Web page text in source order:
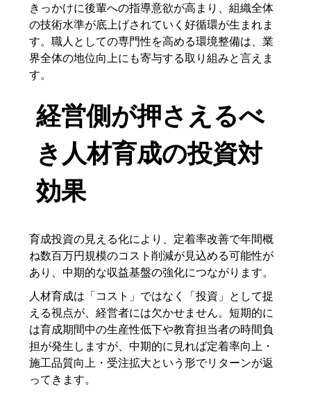
きっかけに後輩への指導意欲が高まり、組織全体
の技術水準が底上げされていく好循環が生まれま
す。職人としての専門性を高める環境整備は、業
界全体の地位向上にも寄与する取り組みと言えま
す。
経営側が押さえるべ
き人材育成の投資対
効果
育成投資の見える化により、定着率改善で年間概
ね数百万円規模のコスト削減が見込める可能性が
あり、中期的な収益基盤の強化につながります。
人材育成は「コスト」ではなく「投資」として捉
える視点が、経営者には欠かせません。短期的に
は育成期間中の生産性低下や教育担当者の時間負
担が発生しますが、中期的に見れば定着率向上・
施工品質向上・受注拡大という形でリターンが返
ってきます。